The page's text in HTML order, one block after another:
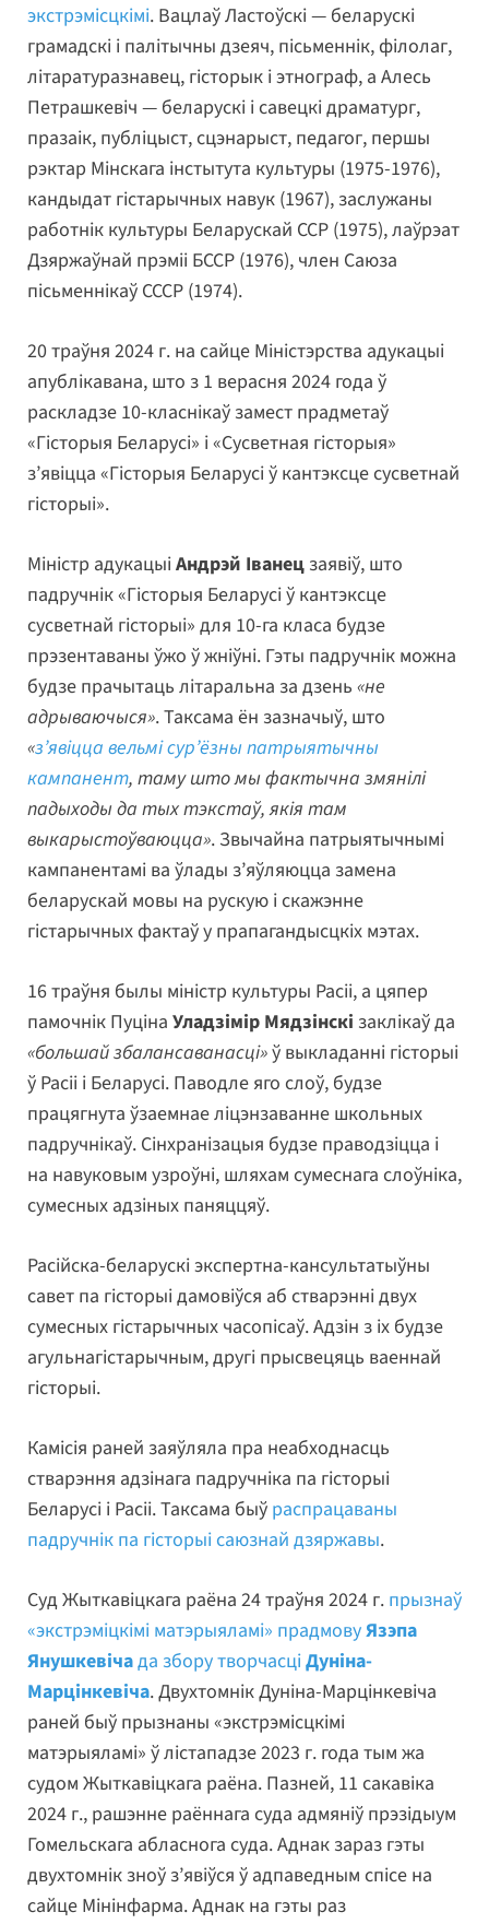
экстрэмісцкімі. Вацлаў Ластоўскі — беларускі
грамадскі і палітычны дзеяч, пісьменнік, філолаг,
літаратуразнавец, гісторык і этнограф, а Алесь
Петрашкевіч — беларускі і савецкі драматург,
празаік, публіцыст, сцэнарыст, педагог, першы
рэктар Мінскага інстытута культуры (1975-1976),
кандыдат гістарычных навук (1967), заслужаны
работнік культуры Беларускай ССР (1975), лаўрэат
Дзяржаўнай прэміі БССР (1976), член Саюза
пісьменнікаў СССР (1974).
20 траўня 2024 г. на сайце Міністэрства адукацыі
апублікавана, што з 1 верасня 2024 года ў
раскладзе 10-класнікаў замест прадметаў
«Гісторыя Беларусі» і «Сусветная гісторыя»
з’явіцца «Гісторыя Беларусі ў кантэксце сусветнай
гісторыі».
Міністр адукацыіАндрэй Іванец заявіў, што
падручнік «Гісторыя Беларусі ў кантэксце
сусветнай гісторыі» для 10-га класа будзе
прэзентаваны ўжо ў жніўні. Гэты падручнік можна
будзе прачытаць літаральна за дзень «не
адрываючыся». Таксама ён зазначыў, што
«з’явіцца вельмі сур’ёзны патрыятычны
кампанент, таму што мы фактычна змянілі
падыходы да тых тэкстаў, якія там
выкарыстоўваюцца». Звычайна патрыятычнымі
кампанентамі ва ўлады з’яўляюцца замена
беларускай мовы на рускую і скажэнне
гістарычных фактаў у прапагандысцкіх мэтах.
16 траўня былы міністр культуры Расіі, а цяпер
памочнік Пуціна Уладзімір Мядзінскі заклікаў да
«большай збалансаванасці»ў выкладанні гісторыі
ў Расіі і Беларусі. Паводле яго слоў, будзе
працягнута ўзаемнае ліцэнзаванне школьных
падручнікаў. Сінхранізацыя будзе праводзіцца і
на навуковым узроўні, шляхам сумеснага слоўніка,
сумесных адзіных паняццяў.
Расійска-беларускі экспертна-кансультатыўны
савет па гісторыі дамовіўся аб стварэнні двух
сумесных гістарычных часопісаў. Адзін з іх будзе
агульнагістарычным, другі прысвецяць ваеннай
гісторыі.
Камісія раней заяўляла пра неабходнасць
стварэння адзінага падручніка па гісторыі
Беларусі і Расіі. Таксама быў распрацаваны
падручнік па гісторыі саюзнай дзяржавы.
Суд Жыткавіцкага раёна 24 траўня 2024 г. прызнаў
«экстрэміцкімі матэрыяламі» прадмовуЯзэпа
Янушкевічада збору творчасціДуніна-
Марцінкевіча. Двухтомнік Дуніна-Марцінкевіча
раней быў прызнаны «экстрэмісцкімі
матэрыяламі» ў лістападзе 2023 г. года тым жа
судом Жыткавіцкага раёна. Пазней, 11 сакавіка
2024 г., рашэнне раённага суда адмяніў прэзідыум
Гомельскага абласнога суда. Аднак зараз гэты
двухтомнік зноў з’явіўся ў адпаведным спісе на
сайце Мінінфарма. Аднак на гэты раз